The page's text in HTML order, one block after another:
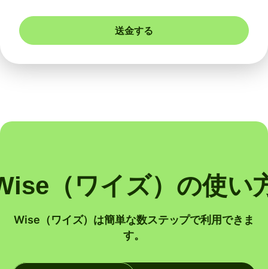
送金する
（ワイズ）の使い
Wise（ワイズ）は簡単な数ステップで利用できま
す。